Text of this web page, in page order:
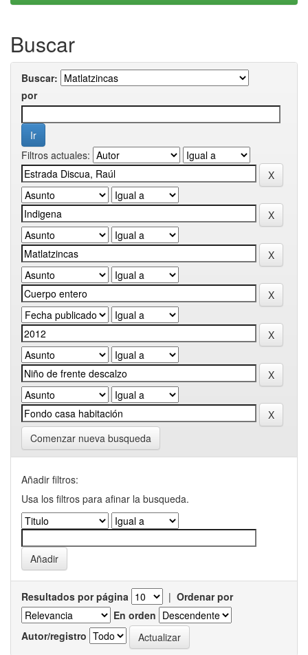
Buscar
Buscar:
por
Filtros actuales:
Comenzar nueva busqueda
Añadir filtros:
Usa los filtros para afinar la busqueda.
Resultados por página | Ordenar por
En orden
Autor/registro